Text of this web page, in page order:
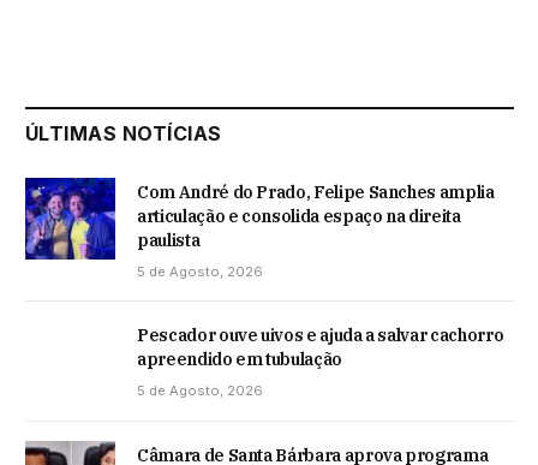
ÚLTIMAS NOTÍCIAS
Com André do Prado, Felipe Sanches amplia
articulação e consolida espaço na direita
paulista
5 de Agosto, 2026
Pescador ouve uivos e ajuda a salvar cachorro
apreendido em tubulação
5 de Agosto, 2026
Câmara de Santa Bárbara aprova programa